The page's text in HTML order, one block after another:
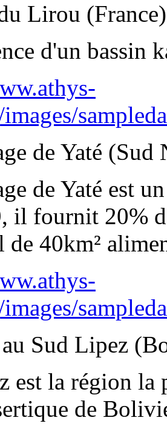
Lirou (France)
d'un bassin
de Yaté
de Yaté est
il fournit 20%
40km²
Sud Lipez
est la région la
de